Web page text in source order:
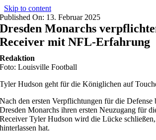
Skip to content
Published On: 13. Februar 2025
Dresden Monarchs
Receiver mit NFL-Erfahrung
Redaktion
Foto: Louisville Football
Tyler Hudson geht für die Königlichen auf
Nach den ersten Verpflichtungen für die Defense
Dresden Monarchs ihren ersten Neuzugang für
Receiver Tyler Hudson wird die Lücke
hinterlassen hat.